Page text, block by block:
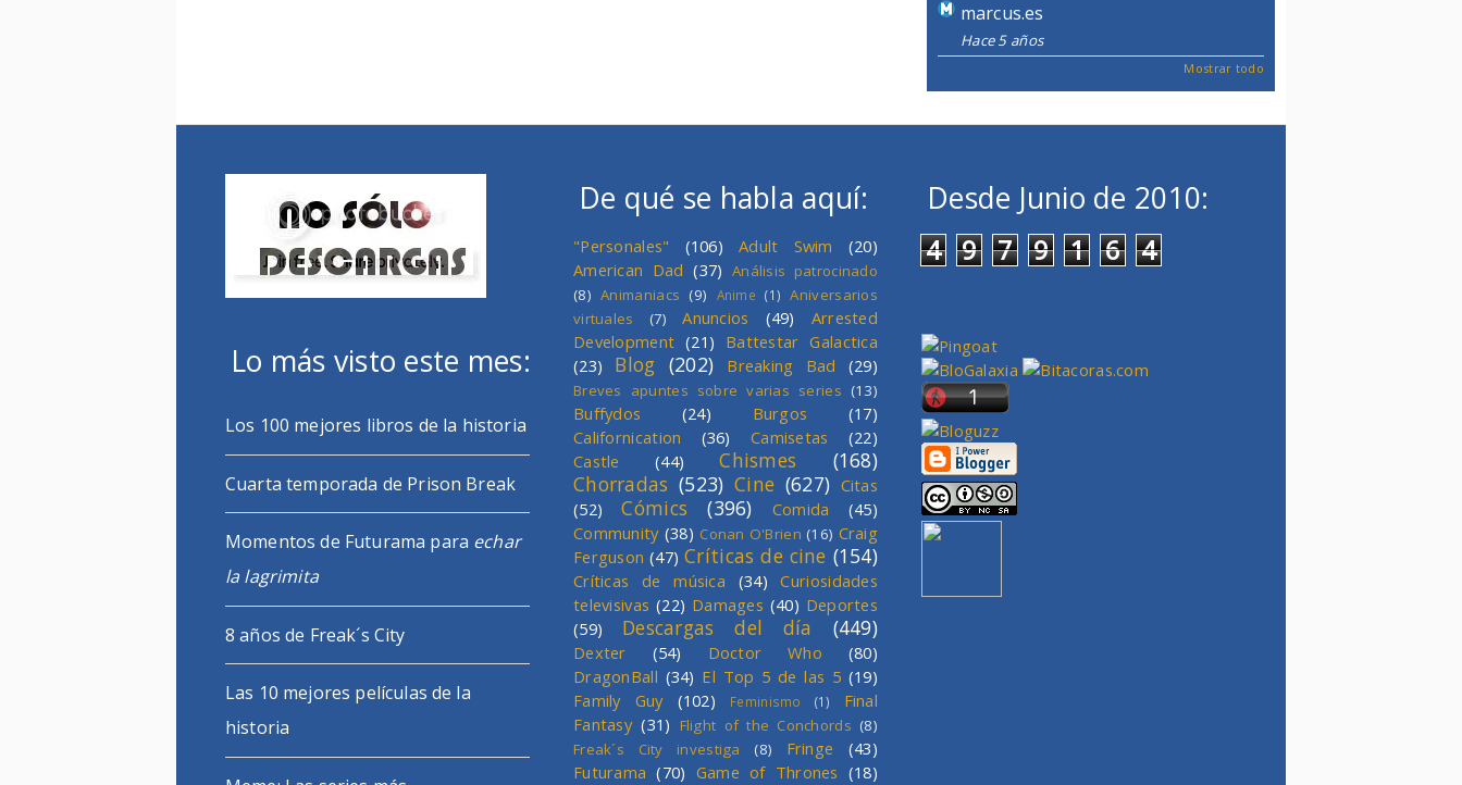
marcus.es
Hace 5 años
Mostrar todo
Lo más visto este mes:
Los 100 mejores libros de la historia
Cuarta temporada de Prison Break
Momentos de Futurama para echar
la lagrimita
8 años de Freak´s City
Las 10 mejores películas de la
historia
De qué se habla aquí:
"Personales" (106) Adult Swim
(20)
American Dad (37) Análisis patrocinado
(8) Animaniacs (9) Anime (1) Aniversarios
virtuales
(7) Anuncios (49)
Arrested
Development (21) Battestar Galactica
(23)
Blog (202) Breaking Bad (29)
Breves apuntes sobre varias series (13)
Buffydos (24) Burgos
(17)
Californication
(36) Camisetas
(22)
Castle
(44) Chismes
(168)
Chorradas (523) Cine (627) Citas
(52)
Cómics (396) Comida
(45)
Community (38) Conan O'Brien (16) Craig
Ferguson (47) Críticas de cine (154)
Críticas de música (34)
Curiosidades
televisivas (22) Damages (40) Deportes
(59)
Descargas del día (449)
Dexter (54) Doctor Who
(80)
DragonBall (34) El Top 5 de las 5 (19)
Family Guy
(102) Feminismo (1)
Final
Fantasy (31) Flight of the Conchords (8)
Freak´s City investiga
(8) Fringe
(43)
Futurama (70) Game of Thrones (18)
Desde Junio de 2010:
4 9 7 9 1 6 4